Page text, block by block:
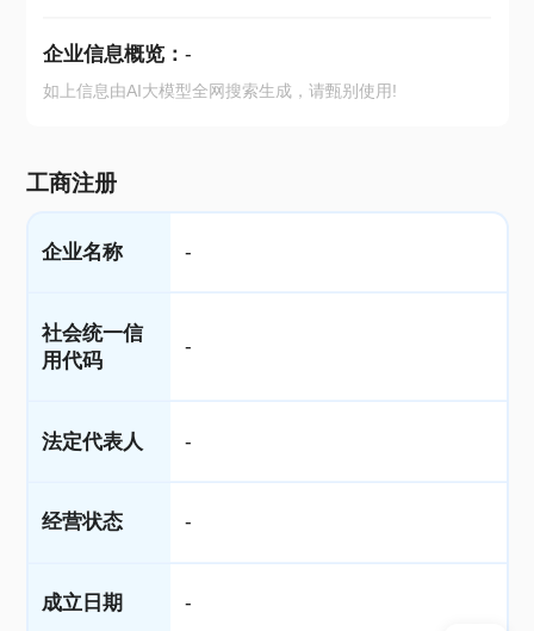
企业信息概览： -
如上信息由AI大模型全网搜索生成，请甄别使用!
工商注册
企业名称 -
社会统一信
用代码
-
法定代表人 -
经营状态 -
成立日期 -